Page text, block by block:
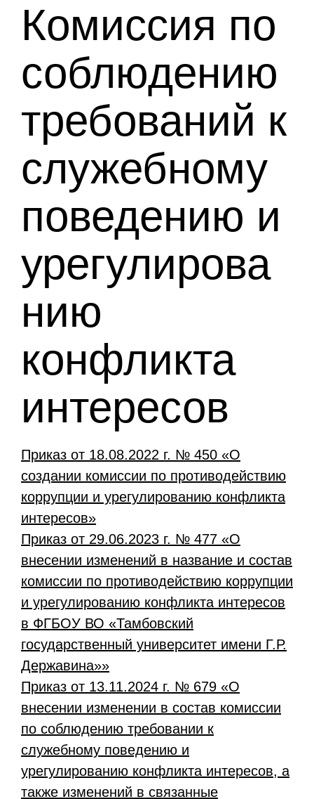
Комиссия по
соблюдению
требований к
служебному
поведению и
урегулирова
нию
конфликта
интересов
Приказ от 18.08.2022 г. № 450 «О
создании комиссии по противодействию
коррупции и урегулированию конфликта
интересов»
Приказ от 29.06.2023 г. № 477 «О
внесении изменений в название и состав
комиссии по противодействию коррупции
и урегулированию конфликта интересов
в ФГБОУ ВО «Тамбовский
государственный университет имени Г.Р.
Державина»»
Приказ от 13.11.2024 г. № 679 «О
внесении изменении в состав комиссии
по соблюдению требовании к
служебному поведению и
урегулированию конфликта интересов, а
также изменений в связанные